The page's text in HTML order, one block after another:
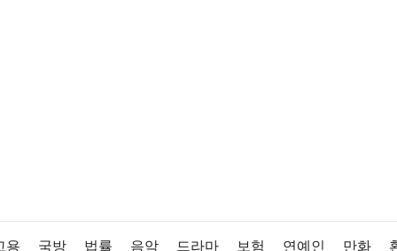
용 국방 법률 음악 드라마 보험 연예인 만화